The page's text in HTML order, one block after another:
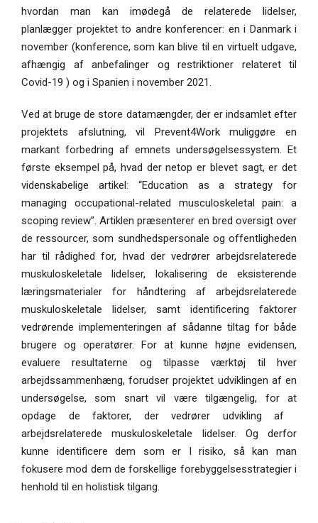
hvordan man kan imødegå de relaterede lidelser,
planlægger projektet to andre konferencer: en i Danmark i
november (konference, som kan blive til en virtuelt udgave,
afhængig af anbefalinger og restriktioner relateret til
Covid-19 ) og i Spanien i november 2021.
Ved at bruge de store datamængder, der er indsamlet efter
projektets afslutning, vil Prevent4Work muliggøre en
markant forbedring af emnets undersøgelsessystem. Et
første eksempel på, hvad der netop er blevet sagt, er det
videnskabelige artikel: “Education as a strategy for
managing occupational-related musculoskeletal pain: a
scoping review”. Artiklen præsenterer en bred oversigt over
de ressourcer, som sundhedspersonale og offentligheden
har til rådighed for, hvad der vedrører arbejdsrelaterede
muskuloskeletale lidelser, lokalisering de eksisterende
læringsmaterialer for håndtering af arbejdsrelaterede
muskuloskeletale lidelser, samt identificering faktorer
vedrørende implementeringen af ​​sådanne tiltag for både
brugere og operatører. For at kunne højne evidensen,
evaluere resultaterne og tilpasse værktøj til hver
arbejdssammenhæng, forudser projektet udviklingen af ​​en
undersøgelse, som snart vil være tilgængelig, for at
opdage de faktorer, der vedrører udvikling af ​​
arbejdsrelaterede muskuloskeletale lidelser. Og derfor
kunne identificere dem som er I risiko, så kan man
fokusere mod dem de forskellige forebyggelsesstrategier i
henhold til en holistisk tilgang.